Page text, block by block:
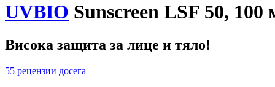
UVBIO Sunscreen LSF 50, 100
Висока защита за лице и тяло!
55 рецензии досега